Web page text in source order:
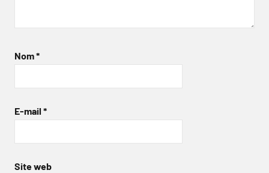
Nom*
E-mail *
Site web